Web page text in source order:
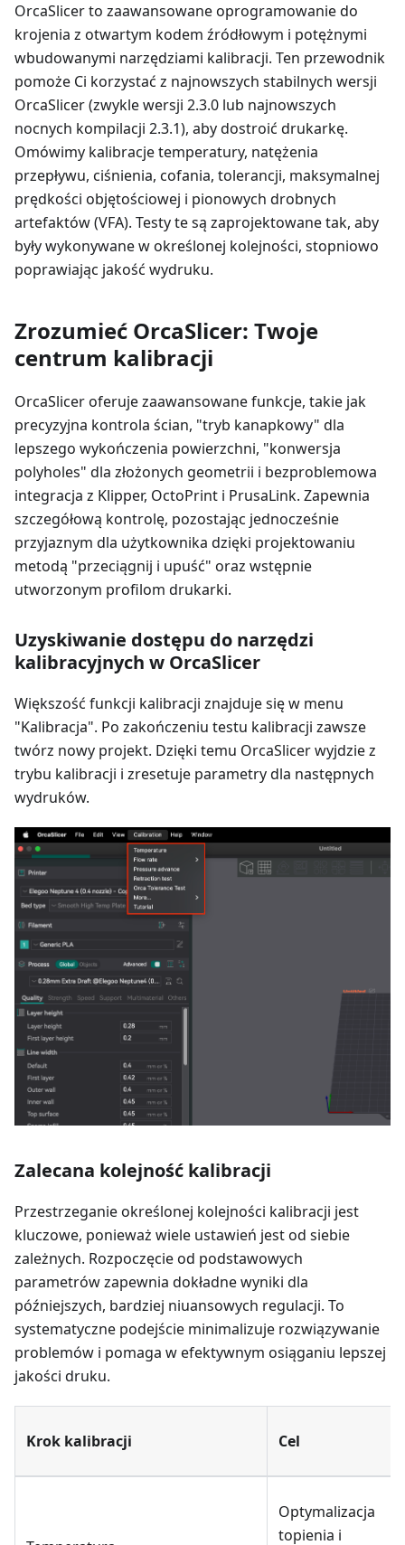
OrcaSlicer to zaawansowane oprogramowanie do
krojenia z otwartym kodem źródłowym i potężnymi
wbudowanymi narzędziami kalibracji. Ten przewodnik
pomoże Ci korzystać z najnowszych stabilnych wersji
OrcaSlicer (zwykle wersji 2.3.0 lub najnowszych
nocnych kompilacji 2.3.1), aby dostroić drukarkę.
Omówimy kalibracje temperatury, natężenia
przepływu, ciśnienia, cofania, tolerancji, maksymalnej
prędkości objętościowej i pionowych drobnych
artefaktów (VFA). Testy te są zaprojektowane tak, aby
były wykonywane w określonej kolejności, stopniowo
poprawiając jakość wydruku.
Zrozumieć OrcaSlicer: Twoje
centrum kalibracji
OrcaSlicer oferuje zaawansowane funkcje, takie jak
precyzyjna kontrola ścian, "tryb kanapkowy" dla
lepszego wykończenia powierzchni, "konwersja
polyholes" dla złożonych geometrii i bezproblemowa
integracja z Klipper, OctoPrint i PrusaLink. Zapewnia
szczegółową kontrolę, pozostając jednocześnie
przyjaznym dla użytkownika dzięki projektowaniu
metodą "przeciągnij i upuść" oraz wstępnie
utworzonym profilom drukarki.
Uzyskiwanie dostępu do narzędzi
kalibracyjnych w OrcaSlicer
Większość funkcji kalibracji znajduje się w menu
"Kalibracja". Po zakończeniu testu kalibracji zawsze
twórz nowy projekt. Dzięki temu OrcaSlicer wyjdzie z
trybu kalibracji i zresetuje parametry dla następnych
wydruków.
Zalecana kolejność kalibracji
Przestrzeganie określonej kolejności kalibracji jest
kluczowe, ponieważ wiele ustawień jest od siebie
zależnych. Rozpoczęcie od podstawowych
parametrów zapewnia dokładne wyniki dla
późniejszych, bardziej niuansowych regulacji. To
systematyczne podejście minimalizuje rozwiązywanie
problemów i pomaga w efektywnym osiąganiu lepszej
jakości druku.
Krok kalibracji Cel
Optymalizacja
topienia i